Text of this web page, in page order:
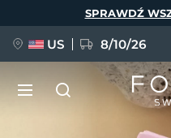
SPRAWDŹ
US 8/10/26